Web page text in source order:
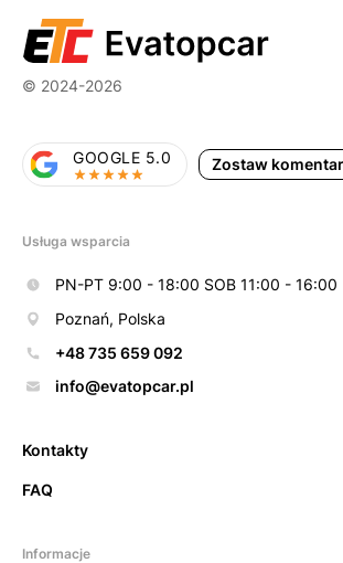
© 2024-2026
Zostaw
GOOGLE 5.0
Usługa wsparcia
PN-PT 9:00 - 18:00 SOB 11:00 - 16:00
Poznań, Polska
+48 735 659 092
info@evatopcar.pl
Kontakty
FAQ
Informacje